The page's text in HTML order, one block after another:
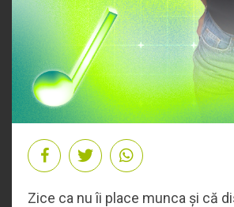
Zice ca nu îi place munca și că